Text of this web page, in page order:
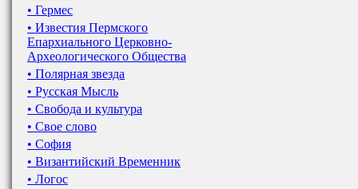
• Гермес
• Известия Пермского
Епархиального Церковно-
Археологического Общества
• Полярная звезда
• Русская Мысль
• Свобода и культура
• Свое слово
• София
• Византийский Временник
• Логос